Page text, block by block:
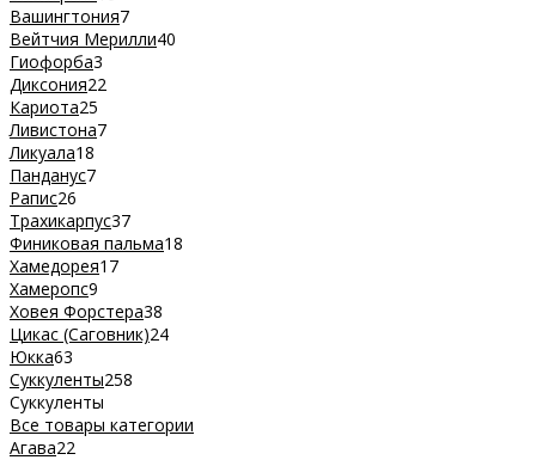
Вашингтония7
Вейтчия Мерилли40
Гиофорба3
Диксония22
Кариота25
Ливистона7
Ликуала18
Панданус7
Рапис26
Трахикарпус37
Финиковая пальма18
Хамедорея17
Хамеропс9
Ховея Форстера38
Цикас (Саговник)24
Юкка63
Суккуленты258
Суккуленты
Все товары категории
Агава22